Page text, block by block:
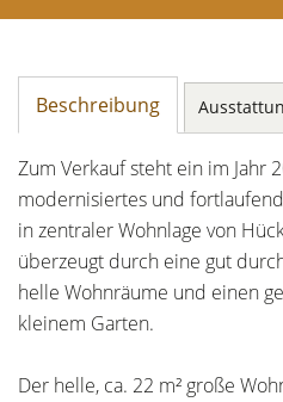
Beschreibung
Zum Verkauf steht ein im Jahr
modernisiertes und
in zentraler Wohnlage von
überzeugt durch eine gut
helle Wohnräume und einen
kleinem Garten.
Der helle, ca. 22 m² große